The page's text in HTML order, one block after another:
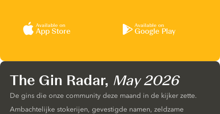
Available on
App Store
Available on
Google Play
The Gin Radar, May 2026
De gins die onze community deze maand in de kijker zette.
Ambachtelijke stokerijen, gevestigde namen, zeldzame